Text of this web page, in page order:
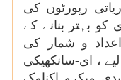
رپورٹوں کی
کو بہتر بنانے کے
و شمار کی
، ای-سانکھیکی